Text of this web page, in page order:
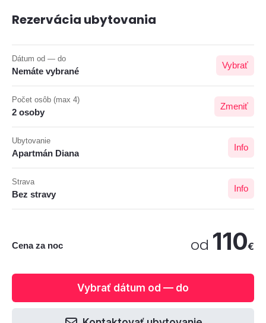
Rezervácia ubytovania
Dátum od — do
Nemáte vybrané
Vybrať
Počet osôb (max 4)
2 osoby
Zmeniť
Ubytovanie
Apartmán Diana
Info
Strava
Bez stravy
Info
Cena za noc od 110€
Vybrať dátum od — do